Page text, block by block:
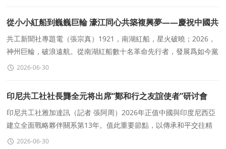
從小小紅船到巍巍巨輪 濠江同心共築複興夢——慶祝中國共
産黨成立105周年
共工新聞社專題電（張宗真）1921，南湖紅船，星火破曉；2026，
神州巨輪，破浪遠航。從南湖紅船數十名革命先行者，發展爲如今黨
員規模超億、一切爲了人民
2026-06-30
印尼共工社社長龔全元将出席“鄭和行之友誼使者”研讨會
印尼共工社雅加達訊（記者 張阿周）2026年正值中國與印度尼西亞
建立全面戰略夥伴關系第13年。值此重要節點，以傳承和平交往精
神、深化文明交流互鑒爲主題的“鄭和行
2026-06-30